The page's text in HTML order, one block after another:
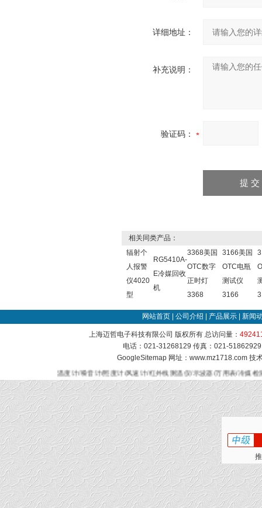
详细地址：
补充说明：
验证码：
相关同类产品：
辐射个
人报警
仪4020
型
RG5410A-
E冷媒回收
机
3368美国
OTC数字
正时灯
3368
3166美国
OTC电瓶
测试仪
3166
网站首页 公司介绍 产品展示 新闻
上海迈哲电子科技有限公司 版权所有 总访问量：
电话：021-31268129 传真：021-
GoogleSitemap网址：www.mz1718.com 技
温度计/噪音计/照度计/风速计/红外线测温仪/示波器/万用表/冷媒